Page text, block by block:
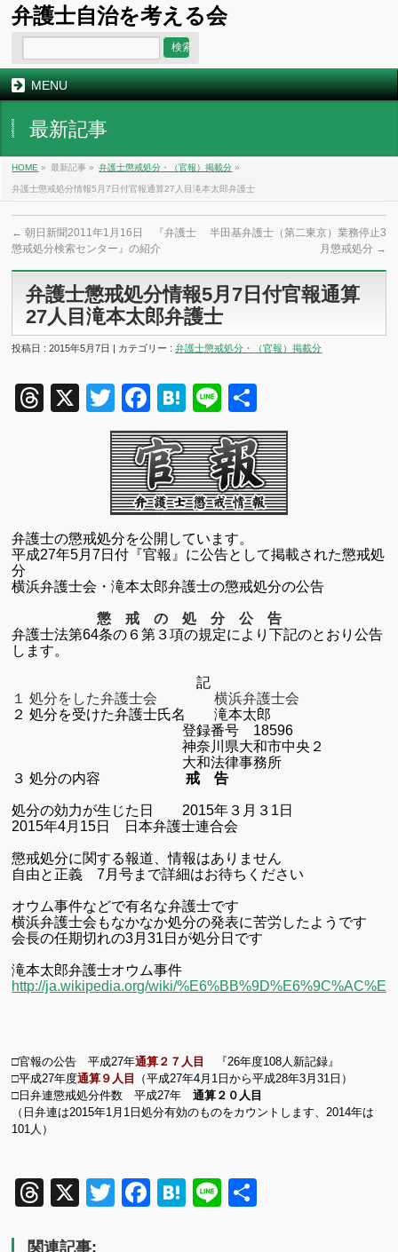
弁護士自治を考える会
MENU
最新記事
HOME » 最新記事 » 弁護士懲戒処分・（官報）掲載分 »
弁護士懲戒処分情報5月7日付官報通算27人目滝本太郎弁護士
← 朝日新聞2011年1月16日 『弁護士
懲戒処分検索センター』の紹介
半田基弁護士（第二東京）業務停止3
月懲戒処分 →
弁護士懲戒処分情報5月7日付官報通算
27人目滝本太郎弁護士
投稿日 : 2015年5月7日 | カテゴリー :弁護士懲戒処分・（官報）掲載分
Threads
X TwitterFacebook
Hatena
Line
有
弁護士の懲戒処分を公開しています。
平成27年5月7日付『官報』に公告として掲載された懲戒処
分
横浜弁護士会 ・滝本太郎弁護士の懲戒処分の公告
懲 戒 の 処 分 公 告
弁護士法第64条の６第３項の規定により下記のとおり公告
します。
記
１ 処分をした弁護士会 横浜弁護士会
２ 処分を受けた弁護士氏名 滝本太郎
登録番号 18596
神奈川県大和市中央２
大和法律事務所
３ 処分の内容
戒 告
処分の効力が生じた日 2015年３月３1日
2015年4月15日 日本弁護士連合会
懲戒処分に関する報道、情報はありません
自由と正義 7月号まで詳細はお待ちください
オウム事件などで有名な弁護士です
横浜弁護士会もなかなか処分の発表に苦労したようです
会長の任期切れの3月31日が処分日です
滝本太郎弁護士オウム事件
http://ja.wikipedia.org/wiki/
□官報の公告 平成27年通算２７人目 『26年度108人新記録』
□平成27年度通算９人目 （平成27年4月 1 日から平成28年3月31 日）
□日弁連懲戒処分件数 平成27年通算２０人目
（日弁連は2015年1月 1 日処分有効のものをカウントします、2014年は
101人）
Threads
X TwitterFacebook
Hatena
Line
関連記事: